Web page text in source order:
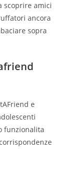
scoprire amici
ancora
sopra
e
funzionalita